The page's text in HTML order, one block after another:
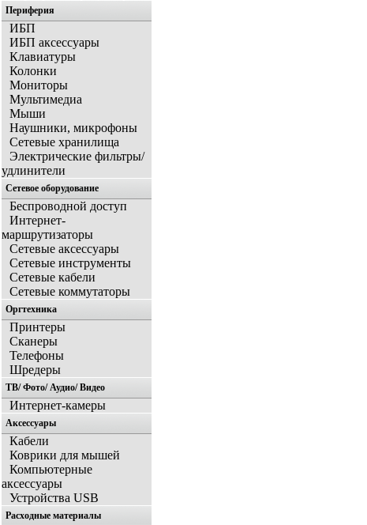
Периферия
ИБП
ИБП аксессуары
Клавиатуры
Колонки
Мониторы
Мультимедиа
Мыши
Наушники, микрофоны
Сетевые хранилища
Электрические фильтры/
удлинители
Сетевое оборудование
Беспроводной доступ
Интернет-
маршрутизаторы
Сетевые аксессуары
Сетевые инструменты
Сетевые кабели
Сетевые коммутаторы
Оргтехника
Принтеры
Сканеры
Телефоны
Шредеры
ТВ/ Фото/ Аудио/ Видео
Интернет-камеры
Аксессуары
Кабели
Коврики для мышей
Компьютерные
аксессуары
Устройства USB
Расходные материалы